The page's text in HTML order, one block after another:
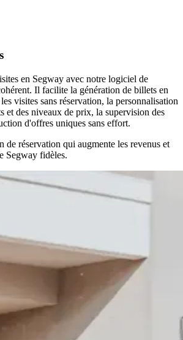
en Segway avec notre logiciel de
Il facilite la génération de billets en
visites sans réservation, la personnalisation
et des niveaux de prix, la supervision des
d'offres uniques sans effort.
de réservation qui augmente les revenus et
Segway fidèles.